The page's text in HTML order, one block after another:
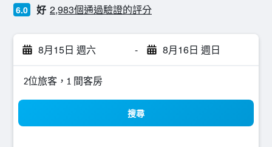
6.0 好 2,983個通過驗證的評分
8月15日 週六 - 8月16日 週日
2位旅客，1 間客房
搜尋